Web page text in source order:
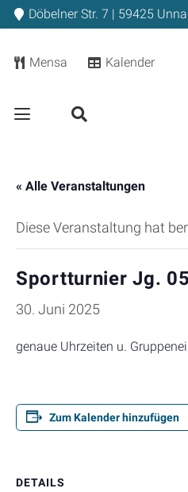
Döbelner Str. 7 | 59425 Unna
Mensa Kalender
« Alle Veranstaltungen
Diese Veranstaltung hat
Sportturnier Jg.
30. Juni 2025
genaue Uhrzeiten u.
Zum Kalender hinzufügen
DETAILS